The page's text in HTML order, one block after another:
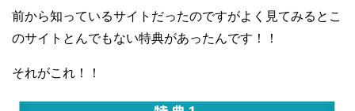
前から知っているサイトだったのですがよく見てみるとこ
のサイトとんでもない特典があったんです！！
それがこれ！！